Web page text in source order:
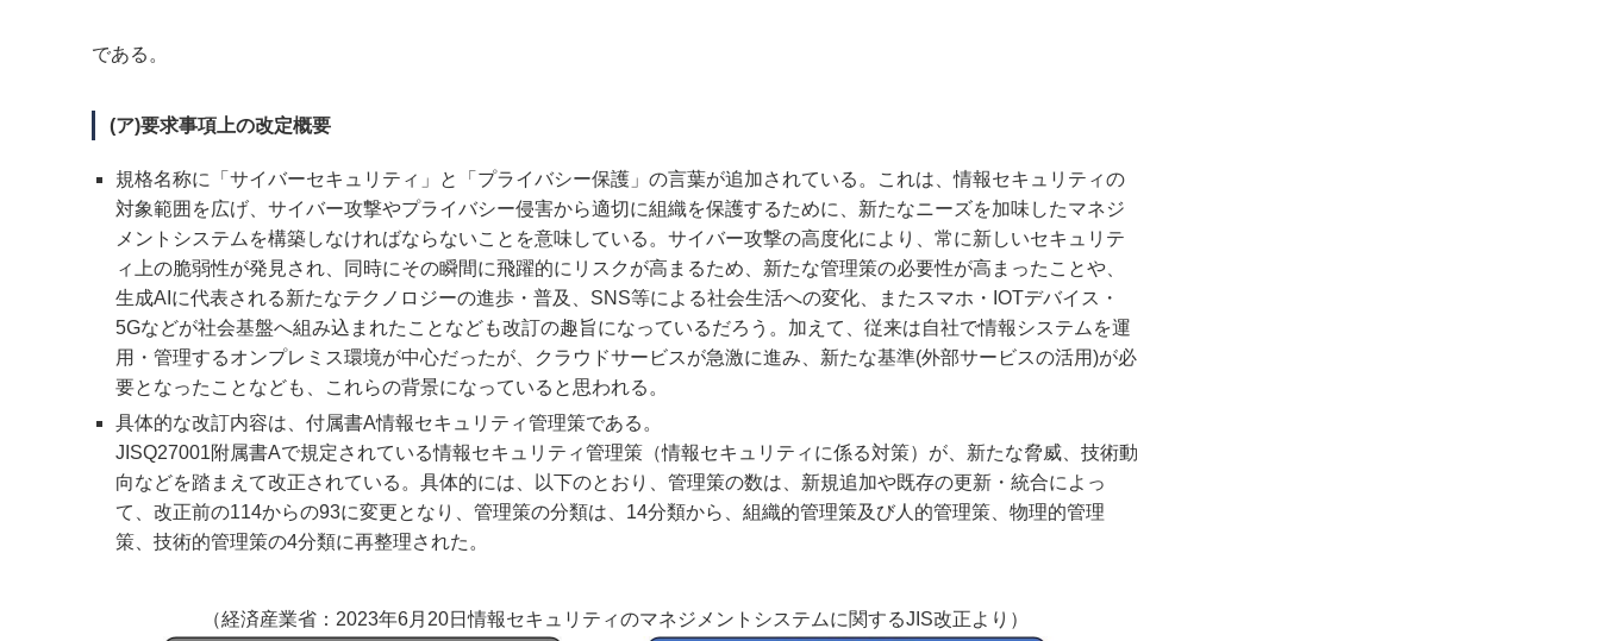
である。
(ア)要求事項上の改定概要
規格名称に「サイバーセキュリティ」と「プライバシー保護」の言葉が追加されている。これは、情報セキュリティの
対象範囲を広げ、サイバー攻撃やプライバシー侵害から適切に組織を保護するために、新たなニーズを加味したマネジ
メントシステムを構築しなければならないことを意味している。サイバー攻撃の高度化により、常に新しいセキュリテ
ィ上の脆弱性が発見され、同時にその瞬間に飛躍的にリスクが高まるため、新たな管理策の必要性が高まったことや、
生成AIに代表される新たなテクノロジーの進歩・普及、SNS等による社会生活への変化、またスマホ・IOTデバイス・
5Gなどが社会基盤へ組み込まれたことなども改訂の趣旨になっているだろう。加えて、従来は自社で情報システムを運
用・管理するオンプレミス環境が中心だったが、クラウドサービスが急激に進み、新たな基準(外部サービスの活用)が必
要となったことなども、これらの背景になっていると思われる。
具体的な改訂内容は、付属書A情報セキュリティ管理策である。
JISQ27001附属書Aで規定されている情報セキュリティ管理策（情報セキュリティに係る対策）が、新たな脅威、技術動
向などを踏まえて改正されている。具体的には、以下のとおり、管理策の数は、新規追加や既存の更新・統合によっ
て、改正前の114からの93に変更となり、管理策の分類は、14分類から、組織的管理策及び人的管理策、物理的管理
策、技術的管理策の4分類に再整理された。
（経済産業省：2023年6月20日情報セキュリティのマネジメントシステムに関するJIS改正より）